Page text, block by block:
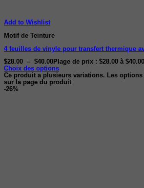
Add to Wishlist
Motif de Teinture
4 feuilles de vinyle pour transfert thermique
$28.00 – $40.00 Plage de prix : $28.00 à $40.00
Choix des options
Ce produit a plusieurs variations. Les
sur la page du produit
-26%